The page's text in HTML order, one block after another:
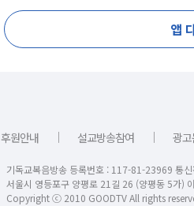
앱
후원안내 ｜ 설교방송참여 ｜ 광
기독교복음방송 등록번호 : 117-81-23969 통
서울시 영등포구 양평로 21길 26 (양평동 5가
Copyright ⓒ 2010 GOODTV All rights